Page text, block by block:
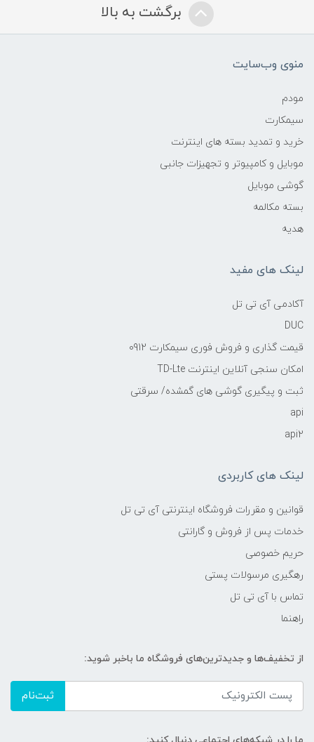
برگشت به بالا
منوی وب‌سایت
مودم
سیمکارت
خرید و تمدید بسته های اینترنت
موبایل و کامپیوتر و تجهیزات جانبی
گوشی موبایل
بسته مکالمه
هدیه
لینک های مفید
آکادمی آی تی تل
DUC
قیمت گذاری و فروش فوری سیمکارت 0912
امکان سنجی آنلاین اینترنت TD-Lte
ثبت و پیگیری گوشی های گمشده/ سرقتی
api
api2
لینک های کاربردی
قوانین و مقررات فروشگاه اینترنتی آی تی تل
خدمات پس از فروش و گارانتی
حریم خصوصی
رهگیری مرسولات پستی
تماس با آی تی تل
راهنما
از تخفیف‌ها و جدیدترین‌های فروشگاه ما باخبر شوید:
ثبت‌نام